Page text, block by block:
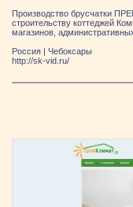
Производство брусчатки
строительству коттеджей
магазинов,
Россия | Чебоксары
http://sk-vid.ru/